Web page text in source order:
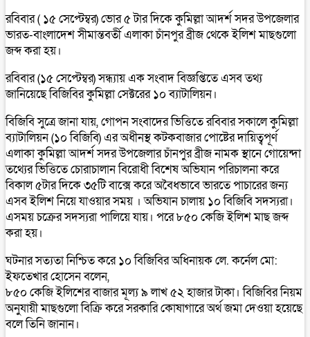
রবিবার ( ১৫ সেপ্টেম্বর) ভোর ৫ টার দিকে কুমিল্লা আদর্শ সদর উপজেলার
ভারত-বাংলাদেশ সীমান্তবর্তী এলাকা চাঁনপুর ব্রীজ থেকে ইলিশ মাছগুলো
জব্দ করা হয়।
রবিবার (১৫ সেপ্টেম্বর) সন্ধ্যায় এক সংবাদ বিজ্ঞপ্তিতে এসব তথ্য
জানিয়েছে বিজিবির কুমিল্লা সেক্টরের ১০ ব্যাটালিয়ন।
বিজিবি সুত্রে জানা যায়, গোপন সংবাদের ভিত্তিতে রবিবার সকালে কুমিল্লা
ব্যাটালিয়ন (১০ বিজিবি) এর অধীনস্থ কটকবাজার পোষ্টের দায়িত্বপূর্ণ
এলাকা কুমিল্লা আদর্শ সদর উপজেলার চাঁনপুর ব্রীজ নামক স্থানে গোয়েন্দা
তথ্যের ভিত্তিতে চোরাচালান বিরোধী বিশেষ অভিযান পরিচালনা করে
বিকাল ৫টার দিকে ৩৫টি বাক্সে করে অবৈধভাবে ভারতে পাচারের জন্য
এসব ইলিশ নিয়ে যাওয়ার সময় । অভিযান চালায় ১০ বিজিবি সদস্যরা।
এসময় চক্রের সদস্যরা পালিয়ে যায়। পরে ৮৫০ কেজি ইলিশ মাছ জব্দ
করা হয়।
ঘটনার সত‍্যতা নিশ্চিত করে ১০ বিজিবির অধিনায়ক লে. কর্নেল মো:
ইফতেখার হোসেন বলেন,
৮৫০ কেজি ইলিশের বাজার মূল্য ৯ লাখ ৫২ হাজার টাকা। বিজিবির নিয়ম
অনুযায়ী মাছগুলো বিক্রি করে সরকারি কোষাগারে অর্থ জমা দেওয়া হয়েছে
বলে তিনি জানান।